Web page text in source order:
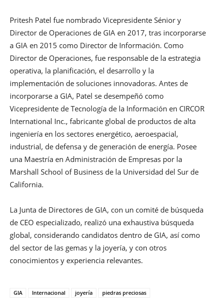
Pritesh Patel fue nombrado Vicepresidente Sénior y
Director de Operaciones de GIA en 2017, tras incorporarse
a GIA en 2015 como Director de Información. Como
Director de Operaciones, fue responsable de la estrategia
operativa, la planificación, el desarrollo y la
implementación de soluciones innovadoras. Antes de
incorporarse a GIA, Patel se desempeñó como
Vicepresidente de Tecnología de la Información en CIRCOR
International Inc., fabricante global de productos de alta
ingeniería en los sectores energético, aeroespacial,
industrial, de defensa y de generación de energía. Posee
una Maestría en Administración de Empresas por la
Marshall School of Business de la Universidad del Sur de
California.
La Junta de Directores de GIA, con un comité de búsqueda
de CEO especializado, realizó una exhaustiva búsqueda
global, considerando candidatos dentro de GIA, así como
del sector de las gemas y la joyería, y con otros
conocimientos y experiencia relevantes.
GIA Internacional joyería piedras preciosas